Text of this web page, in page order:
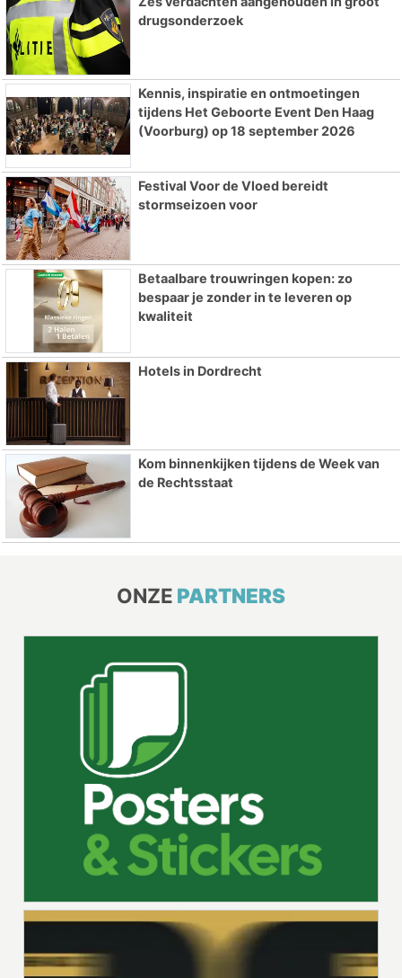
drugsonderzoek
Kennis, inspiratie en ontmoetingen
tijdens Het Geboorte Event Den Haag
(Voorburg) op 18 september 2026
Festival Voor de Vloed bereidt
stormseizoen voor
Betaalbare trouwringen kopen: zo
bespaar je zonder in te leveren op
kwaliteit
Hotels in Dordrecht
Kom binnenkijken tijdens de Week van
de Rechtsstaat
ONZE PARTNERS